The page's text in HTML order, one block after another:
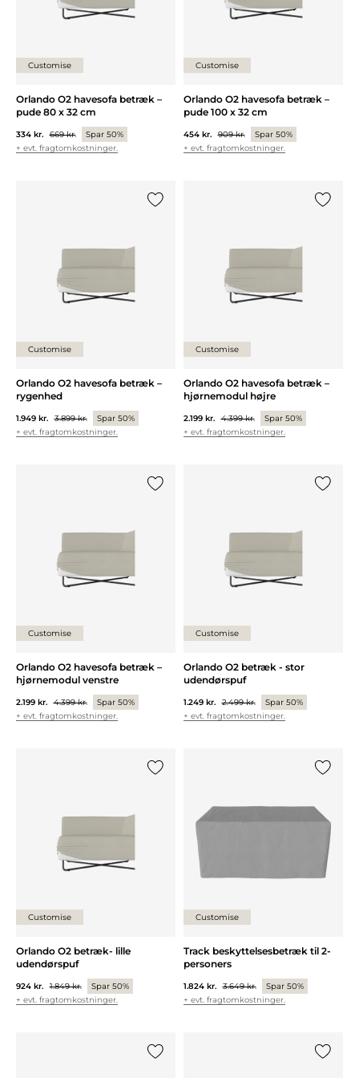
Customise
Orlando O2 havesofa betræk –
pude 80 x 32 cm
334 kr. 669 kr.
Spar 50%
+ evt. fragtomkostninger.
Customise
Orlando O2 havesofa betræk –
pude 100 x 32 cm
454 kr. 909 kr.
Spar 50%
+ evt. fragtomkostninger.
Customise
Orlando O2 havesofa betræk –
rygenhed
1.949 kr. 3.899 kr.
Spar 50%
+ evt. fragtomkostninger.
Customise
Orlando O2 havesofa betræk –
hjørnemodul højre
2.199 kr. 4.399 kr.
Spar 50%
+ evt. fragtomkostninger.
Customise
Orlando O2 havesofa betræk –
hjørnemodul venstre
2.199 kr. 4.399 kr.
Spar 50%
+ evt. fragtomkostninger.
Customise
Orlando O2 betræk - stor
udendørspuf
1.249 kr. 2.499 kr.
Spar 50%
+ evt. fragtomkostninger.
Customise
Orlando O2 betræk- lille
udendørspuf
924 kr. 1.849 kr.
Spar 50%
+ evt. fragtomkostninger.
Customise
Track beskyttelsesbetræk til 2-
personers
1.824 kr. 3.649 kr.
Spar 50%
+ evt. fragtomkostninger.